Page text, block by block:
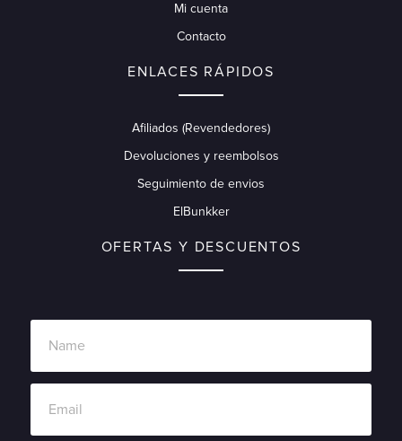
Mi cuenta
Contacto
ENLACES RÁPIDOS
Afiliados (Revendedores)
Devoluciones y reembolsos
Seguimiento de envios
ElBunkker
OFERTAS Y DESCUENTOS